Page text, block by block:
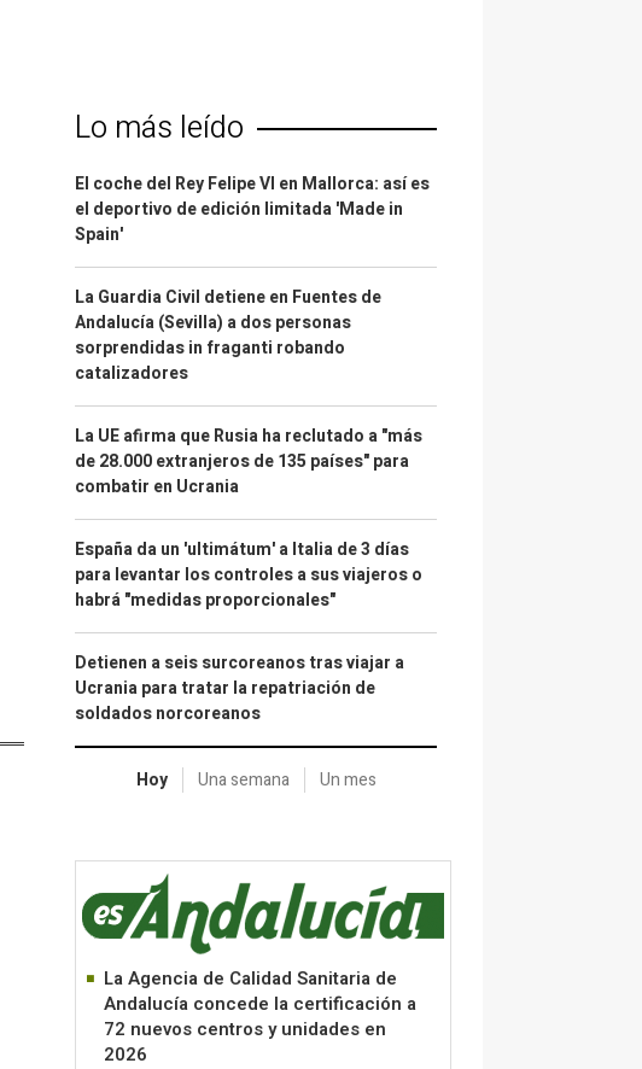
Lo más leído
El coche del Rey Felipe VI en Mallorca: así es
el deportivo de edición limitada 'Made in
Spain'
La Guardia Civil detiene en Fuentes de
Andalucía (Sevilla) a dos personas
sorprendidas in fraganti robando
catalizadores
La UE afirma que Rusia ha reclutado a "más
de 28.000 extranjeros de 135 países" para
combatir en Ucrania
España da un 'ultimátum' a Italia de 3 días
para levantar los controles a sus viajeros o
habrá "medidas proporcionales"
Detienen a seis surcoreanos tras viajar a
Ucrania para tratar la repatriación de
soldados norcoreanos
Hoy Una semana Un mes
La Agencia de Calidad Sanitaria de
Andalucía concede la certificación a
72 nuevos centros y unidades en
2026